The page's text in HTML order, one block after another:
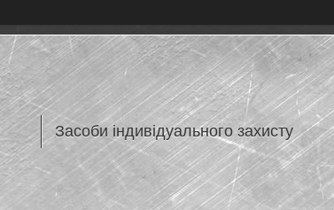
Засоби індивідуального захисту